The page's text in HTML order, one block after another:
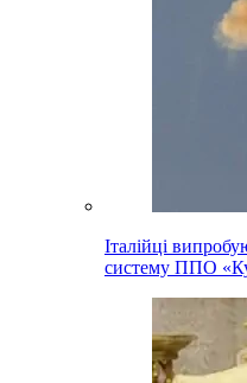
Італійці
систему ППО